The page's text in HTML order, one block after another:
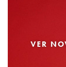
VER